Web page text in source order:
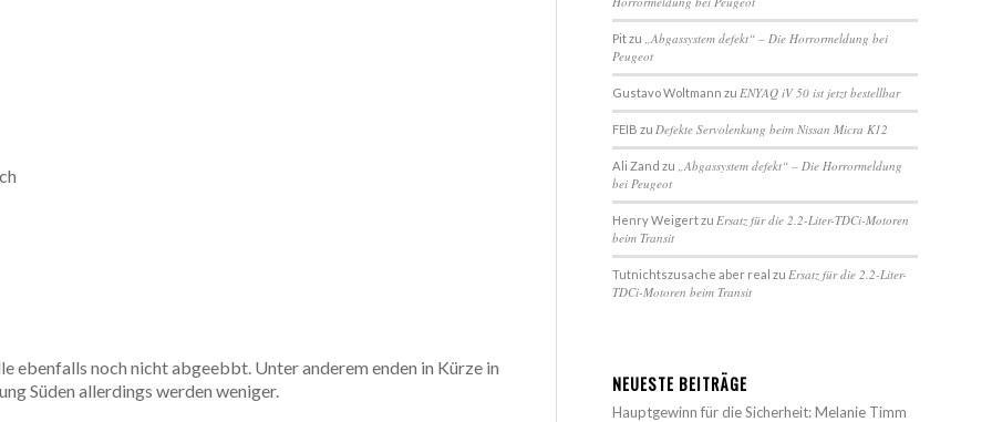
ebenfalls noch nicht abgeebbt. Unter anderem enden in Kürze in
Süden allerdings werden weniger.
Pitzu
„Abgassystem defekt“ – Die Horrormeldung bei
Peugeot
Gustavo Woltmann zu ENYAQ iV 50 ist jetzt bestellbar
FEIB zu Defekte Servolenkung beim Nissan Micra K12
Ali Zand zu
„Abgassystem defekt“ – Die Horrormeldung
bei Peugeot
Henry Weigertzu Ersatz für die 2.2-Liter-TDCi-Motoren
beim Transit
Tutnichtszusache aber real zu Ersatz für die 2.2-Liter-
TDCi-Motoren beim Transit
NEUESTE BEITRÄGE
Hauptgewinn für die Sicherheit: Melanie Timm